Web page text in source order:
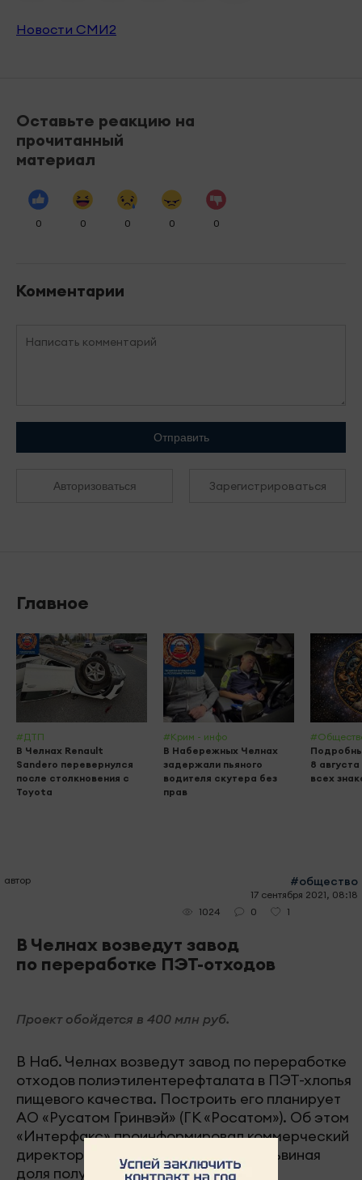
Новости СМИ2
Оставьте реакцию на
прочитанный
материал
0 0 0 0 0
Комментарии
Отправить
Авторизоваться Зарегистрироваться
Главное
#ДТП
В Челнах Renault
Sandero перевернулся
после столкновения с
Toyota
#Крим - инфо
В Набережных Челнах
задержали пьяного
водителя скутера без
прав
8
всех
автор #общество
17 сентября 2021, 08:18
1024
0 1
В Челнах возведут завод
по переработке ПЭТ-отходов
Проект обойдется в 400 млн руб.
В Наб. Челнах возведут завод по переработке
отходов полиэтилентерефталата в ПЭТ-хлопья
пищевого качества. Построить его планирует
АО «Русатом Гринвэй» (ГК «Росатом»). Об этом
«Интерфакс» проинформировал коммерческий
директор компании Андрей Есаев. Львиная
доля получаемой продукции будет